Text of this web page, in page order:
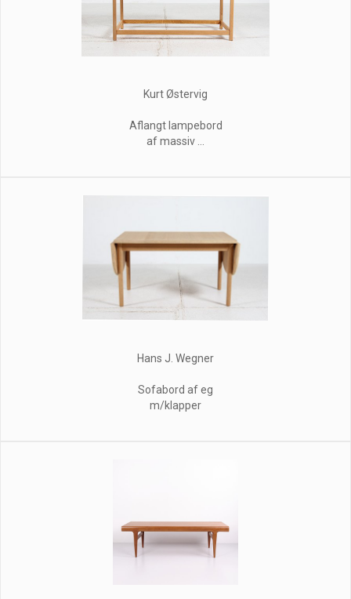
Kurt Østervig
Aflangt lampebord
af massiv ...
Hans J. Wegner
Sofabord af eg
m/klapper